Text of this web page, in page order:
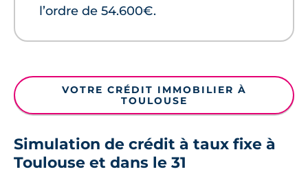
l’ordre de 54.600€.
VOTRE CRÉDIT IMMOBILIER À
TOULOUSE
Simulation de crédit à taux fixe à
Toulouse et dans le 31